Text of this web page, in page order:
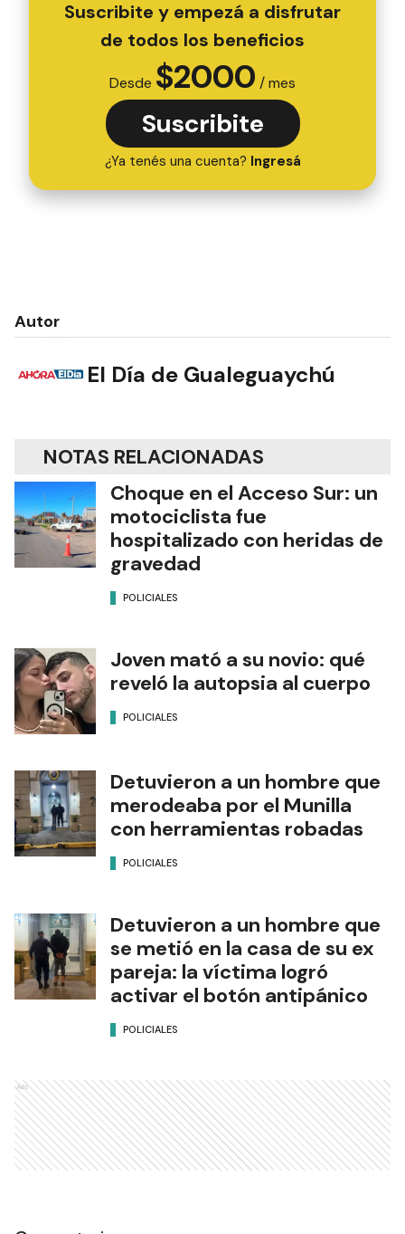
Suscribite y empezá a disfrutar
de todos los beneficios
Desde $2000 / mes
Suscribite
¿Ya tenés una cuenta? Ingresá
Autor
El Día de Gualeguaychú
NOTAS RELACIONADAS
Choque en el Acceso Sur: un
motociclista fue
hospitalizado con heridas de
gravedad
POLICIALES
Joven mató a su novio: qué
reveló la autopsia al cuerpo
POLICIALES
Detuvieron a un hombre que
merodeaba por el Munilla
con herramientas robadas
POLICIALES
Detuvieron a un hombre que
se metió en la casa de su ex
pareja: la víctima logró
activar el botón antipánico
POLICIALES
Ads